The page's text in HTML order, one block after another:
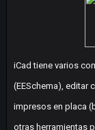
iCad tiene varios
(EESchema), editar
impresos en placa
otras herramientas